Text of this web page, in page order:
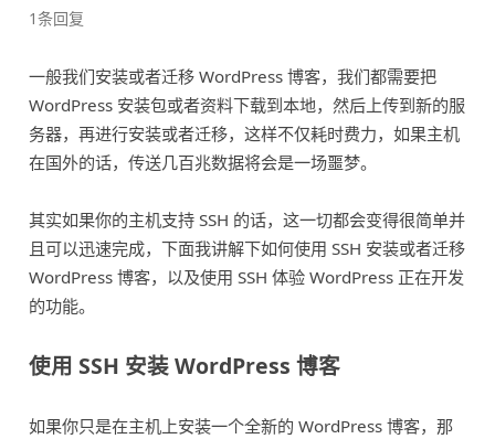
1条回复
一般我们安装或者迁移 WordPress 博客，我们都需要把
WordPress 安装包或者资料下载到本地，然后上传到新的服
务器，再进行安装或者迁移，这样不仅耗时费力，如果主机
在国外的话，传送几百兆数据将会是一场噩梦。
其实如果你的主机支持 SSH 的话，这一切都会变得很简单并
且可以迅速完成，下面我讲解下如何使用 SSH 安装或者迁移
WordPress 博客，以及使用 SSH 体验 WordPress 正在开发
的功能。
使用 SSH 安装 WordPress 博客
如果你只是在主机上安装一个全新的 WordPress 博客，那